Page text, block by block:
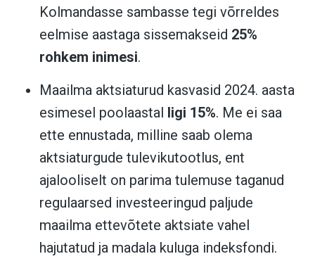
Kolmandasse sambasse tegi võrreldes
eelmise aastaga sissemakseid 25%
rohkem inimesi.
Maailma aktsiaturud kasvasid 2024. aasta
esimesel poolaastal ligi 15%. Me ei saa
ette ennustada, milline saab olema
aktsiaturgude tulevikutootlus, ent
ajalooliselt on parima tulemuse taganud
regulaarsed investeeringud paljude
maailma ettevõtete aktsiate vahel
hajutatud ja madala kuluga indeksfondi.